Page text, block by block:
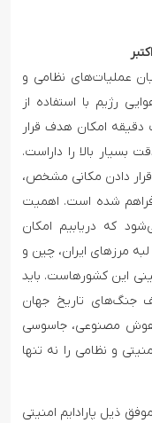
عملیات‌های نظامی و
رژیم با استفاده از
دقیقه امکان هدف قرار
بسیار بالا را داراست.
دادن مکانی مشخص،
شده است. اهمیت
که دریابیم امکان
مرزهای ایران، چین و
این کشورهاست. باید
جنگ‌های تاریخ جهان
هوش مصنوعی، جاسوسی
و نظامی را نه تنها
ذیل پارادایم امنیتی